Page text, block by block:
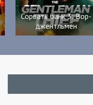
Сорвать банк 3: Вор-
джентльмен